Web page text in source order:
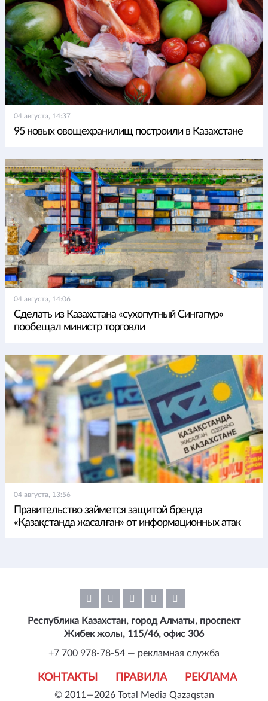
04 августа, 14:37
95 новых овощехранилищ построили в Казахстане
04 августа, 14:06
Сделать из Казахстана «сухопутный Сингапур»
пообещал министр торговли
04 августа, 13:56
Правительство займется защитой бренда
«Қазақстанда жасалған» от информационных атак
© 2011—2026 Total Media Qazaqstan
КОНТАКТЫ ПРАВИЛА РЕКЛАМА
Республика Казахстан, город Алматы, проспект
Жибек жолы, 115/46, офис 306
+7 700 978-78-54 — рекламная служба